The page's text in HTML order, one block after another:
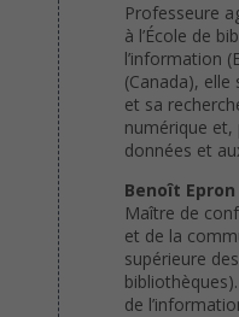
Professeure
à l’École de
l’information
(Canada), elle
et sa
numérique et,
données et
Benoît Epron
Maître de
et de la
supérieure
de